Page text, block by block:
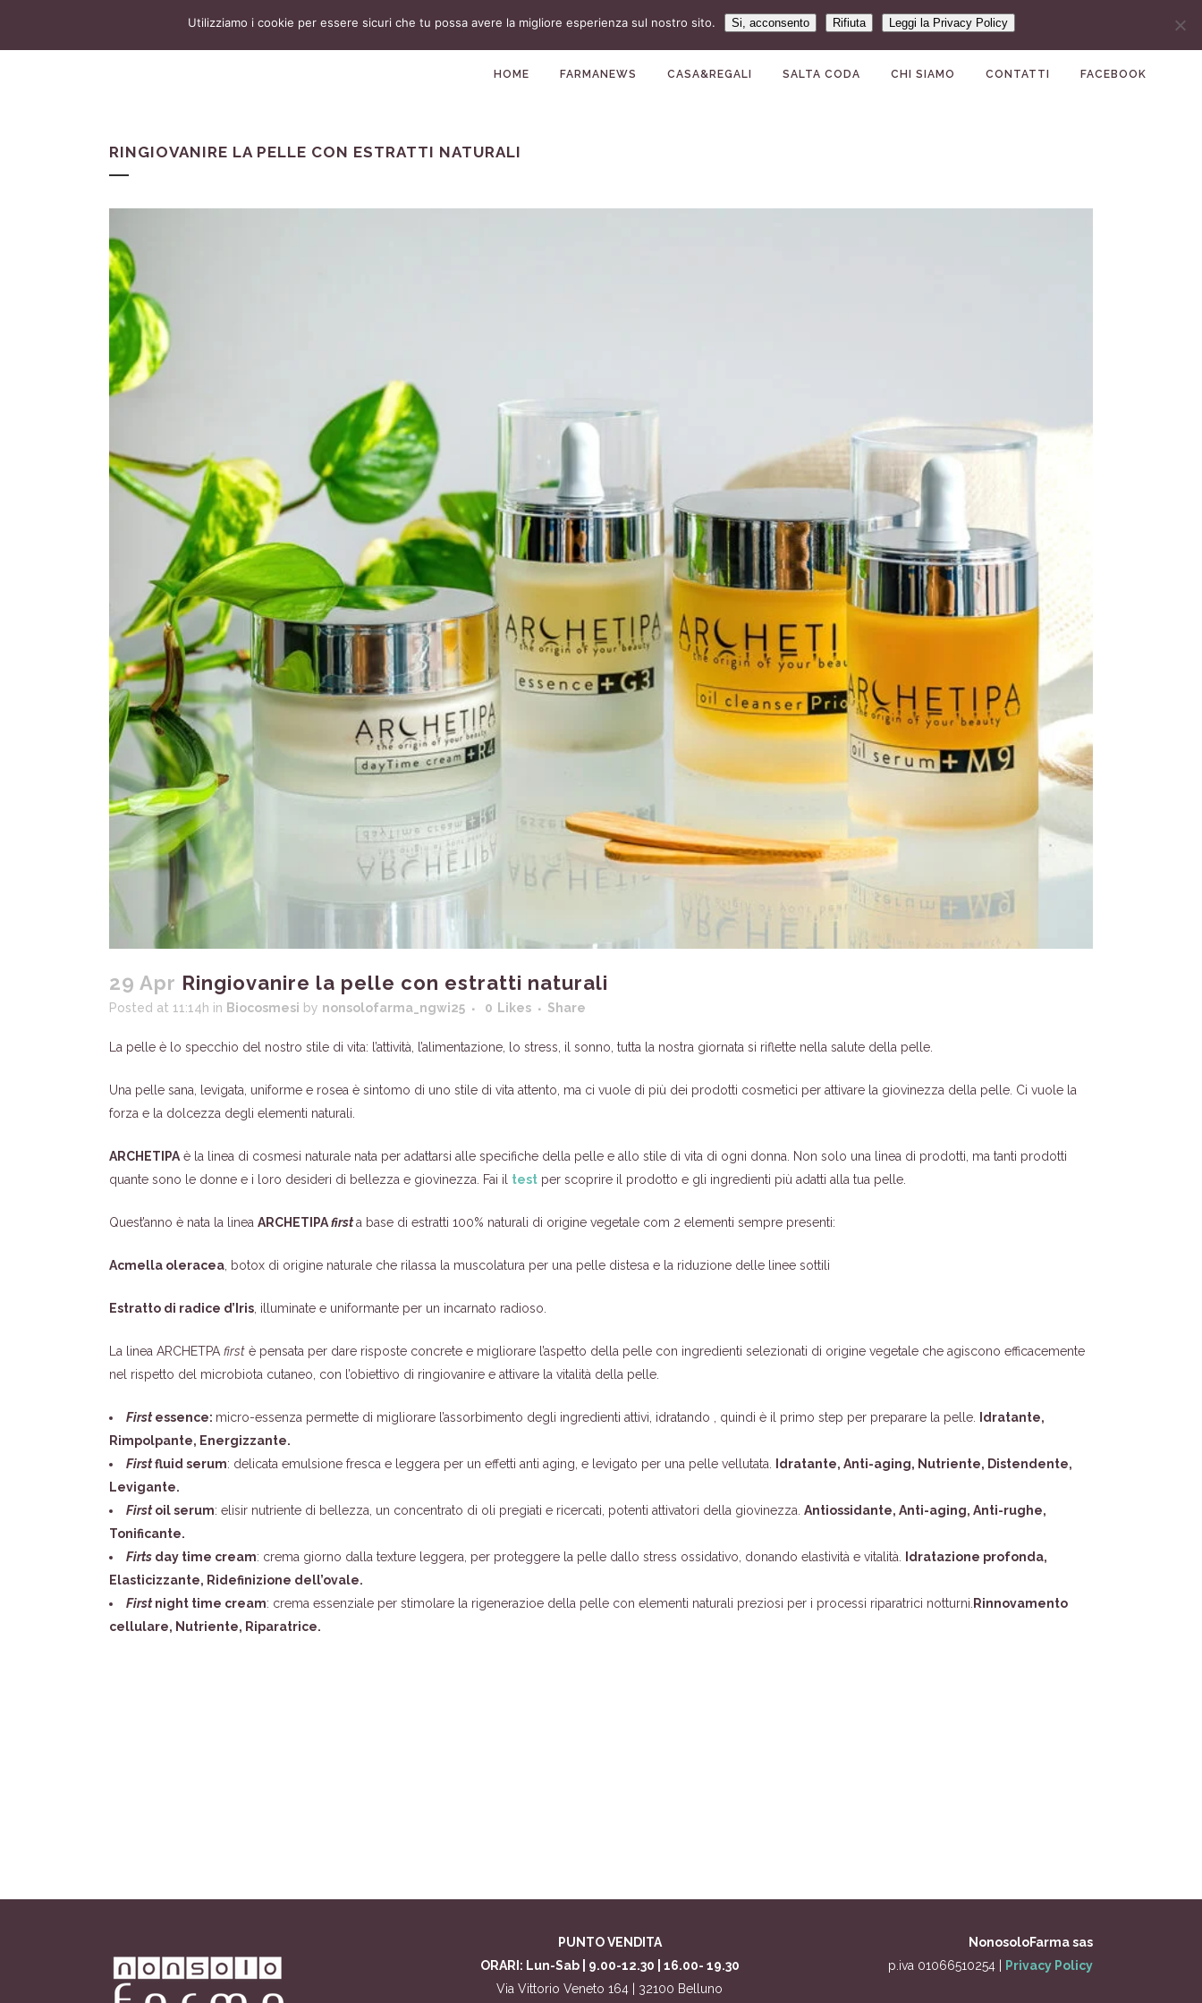
HOME FARMANEWS CASA&REGALI SALTA CODA CHI SIAMO CONTATTI FACEBOOK
RINGIOVANIRE LA PELLE CON ESTRATTI NATURALI
29 Apr Ringiovanire la pelle con estratti naturali
Posted at 11:14h in Biocosmesi by nonsolofarma_ngwi25 0 Likes Share
La pelle è lo specchio del nostro stile di vita: l’attività, l’alimentazione, lo stress, il sonno, tutta la nostra giornata si riflette nella salute della pelle.
Una pelle sana, levigata, uniforme e rosea è sintomo di uno stile di vita attento, ma ci vuole di più dei prodotti cosmetici per attivare la giovinezza della pelle. Ci vuole la
forza e la dolcezza degli elementi naturali.
ARCHETIPAè la linea di cosmesi naturale nata per adattarsi alle specifiche della pelle e allo stile di vita di ogni donna. Non solo una linea di prodotti, ma tanti prodotti
quante sono le donne e i loro desideri di bellezza e giovinezza. Fai il test per scoprire il prodotto e gli ingredienti più adatti alla tua pelle.
Quest’anno è nata la linea ARCHETIPAfirsta base di estratti 100% naturali di origine vegetale com 2 elementi sempre presenti:
Acmella oleracea, botox di origine naturale che rilassa la muscolatura per una pelle distesa e la riduzione delle linee sottili
Estratto di radice d’Iris, illuminate e uniformante per un incarnato radioso.
La linea ARCHETPA first è pensata per dare risposte concrete e migliorare l’aspetto della pelle con ingredienti selezionati di origine vegetale che agiscono efficacemente
nel rispetto del microbiota cutaneo, con l’obiettivo di ringiovanire e attivare la vitalità della pelle.
Firstessence: micro-essenza permette di migliorare l’assorbimento degli ingredienti attivi, idratando , quindi è il primo step per preparare la pelle.
Idratante,
Rimpolpante, Energizzante.
Firstfluid serum: delicata emulsione fresca e leggera per un effetti anti aging, e levigato per una pelle vellutata.
Idratante, Anti-aging, Nutriente, Distendente,
Levigante.
Firstoil serum: elisir nutriente di bellezza, un concentrato di oli pregiati e ricercati, potenti attivatori della giovinezza. Antiossidante, Anti-aging, Anti-rughe,
Tonificante.
Firts day time cream: crema giorno dalla texture leggera, per proteggere la pelle dallo stress ossidativo, donando elastività e vitalità.
Idratazione profonda,
Elasticizzante, Ridefinizione dell’ovale.
Firstnight time cream: crema essenziale per stimolare la rigenerazioe della pelle con elementi naturali preziosi per i processi riparatrici notturni. Rinnovamento
cellulare, Nutriente, Riparatrice.
PUNTO VENDITA
ORARI: Lun-Sab | 9.00-12.30 | 16.00- 19.30
Via Vittorio Veneto 164 | 32100 Belluno
NonosoloFarma sas
p.iva 01066510254 |
Privacy Policy
Utilizziamo i cookie per essere sicuri che tu possa avere la migliore esperienza sul nostro sito. Si, acconsento Rifiuta Leggi la Privacy Policy